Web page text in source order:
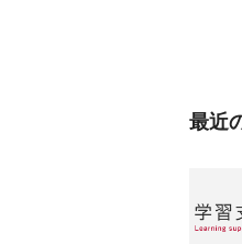
最近